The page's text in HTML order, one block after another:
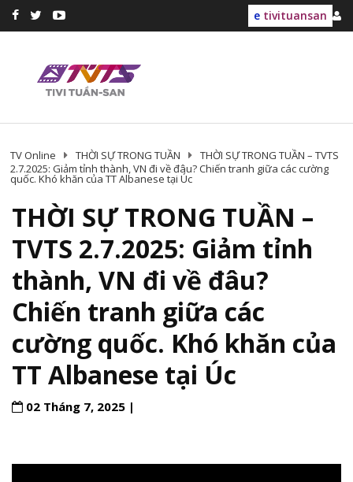
e tivituansan
TV Online THỜI SỰ TRONG TUẦN
THỜI SỰ TRONG TUẦN – TVTS
2.7.2025: Giảm tỉnh thành, VN đi về đâu? Chiến tranh giữa các cường
quốc. Khó khăn của TT Albanese tại Úc
THỜI SỰ TRONG TUẦN –
TVTS 2.7.2025: Giảm tỉnh
thành, VN đi về đâu?
Chiến tranh giữa các
cường quốc. Khó khăn của
TT Albanese tại Úc
02 Tháng 7, 2025 |